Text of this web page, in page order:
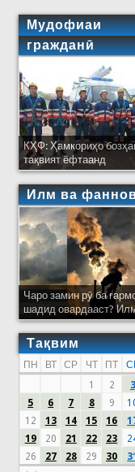
Мудофиаи
гражданӣ
КҲФ: Ҳамкориҳо
тақвият ёфтаанд
Илм ва
Чаро замин рӯ ба
шадид овардааст?
Тақвим
ПН ВТ СР ЧТ ПТ
1
2 3
5
6 7 8 9
12
13 14 15 16
19
20 21 22 23
26
27 28 29 30 31